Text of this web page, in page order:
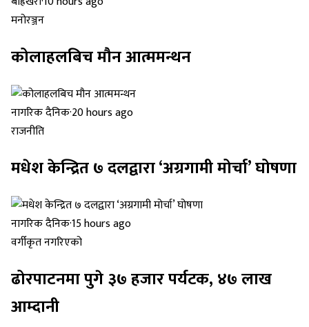
मनोरञ्जन
कोलाहलबिच मौन आत्ममन्थन
नागरिक दैनिक·20 hours ago
राजनीति
मधेश केन्द्रित ७ दलद्वारा ‘अग्रगामी मोर्चा’ घोषणा
नागरिक दैनिक·15 hours ago
वर्गीकृत नगरिएको
ढोरपाटनमा पुगे ३७ हजार पर्यटक, ४७ लाख
आम्दानी